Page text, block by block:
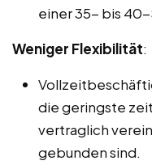
einer 35- bis
Weniger Flexibilität:
die geringste
vertraglich
gebunden sind.